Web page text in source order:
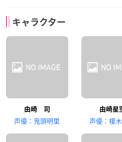
キャラクター
由崎 司
声優：鬼頭明里
由崎星
声優：榎